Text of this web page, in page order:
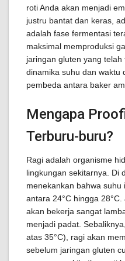
roti Anda akan menjadi
justru bantat dan keras,
adalah fase fermentasi
maksimal memproduksi
jaringan gluten yang
dinamika suhu dan waktu
pembeda antara baker
Mengapa
Terburu-buru?
Ragi adalah organisme
lingkungan sekitarnya. Di
menekankan bahwa suhu
antara 24°C hingga
akan bekerja sangat
menjadi padat.
atas 35°C), ragi akan
sebelum jaringan gluten